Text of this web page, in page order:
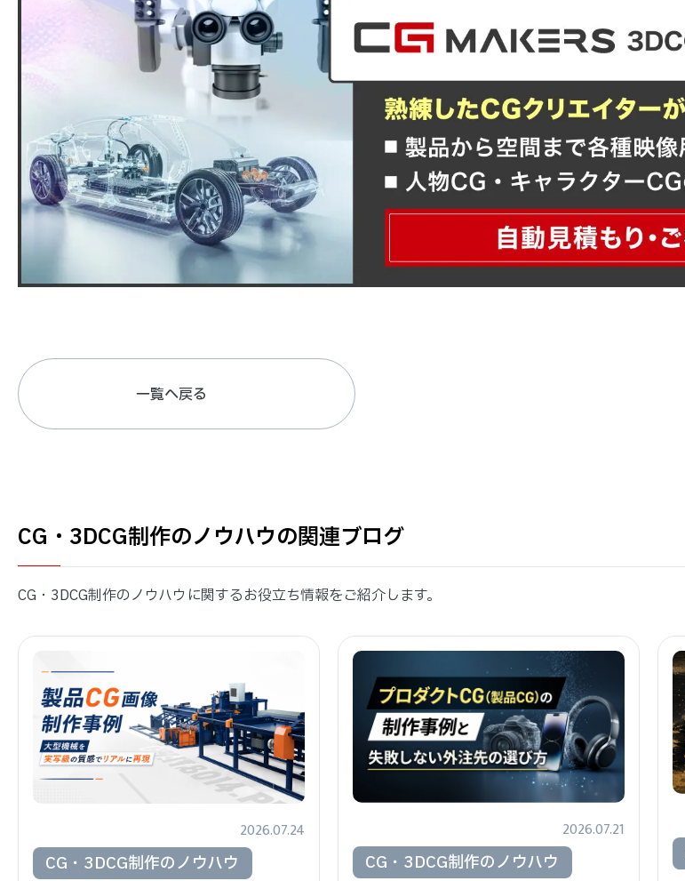
一覧へ戻る
CG・3DCG制作のノウハウの関連ブログ
CG・3DCG制作のノウハウに関するお役立ち情報をご紹介します。
2026.07.24
CG・3DCG制作のノウハウ
2026.07.21
CG・3DCG制作のノウハウ